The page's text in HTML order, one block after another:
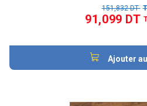
151,832 DT
91,099 DT
Ajouter